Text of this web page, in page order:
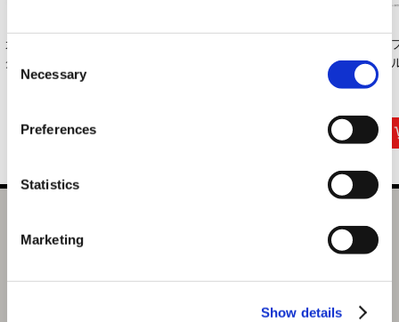
Selection
Necessary
Preferences
Statistics
Marketing
Show details
カプコン花札 フレー
クシール Bセット ...
年 メタルブック
ー グレース